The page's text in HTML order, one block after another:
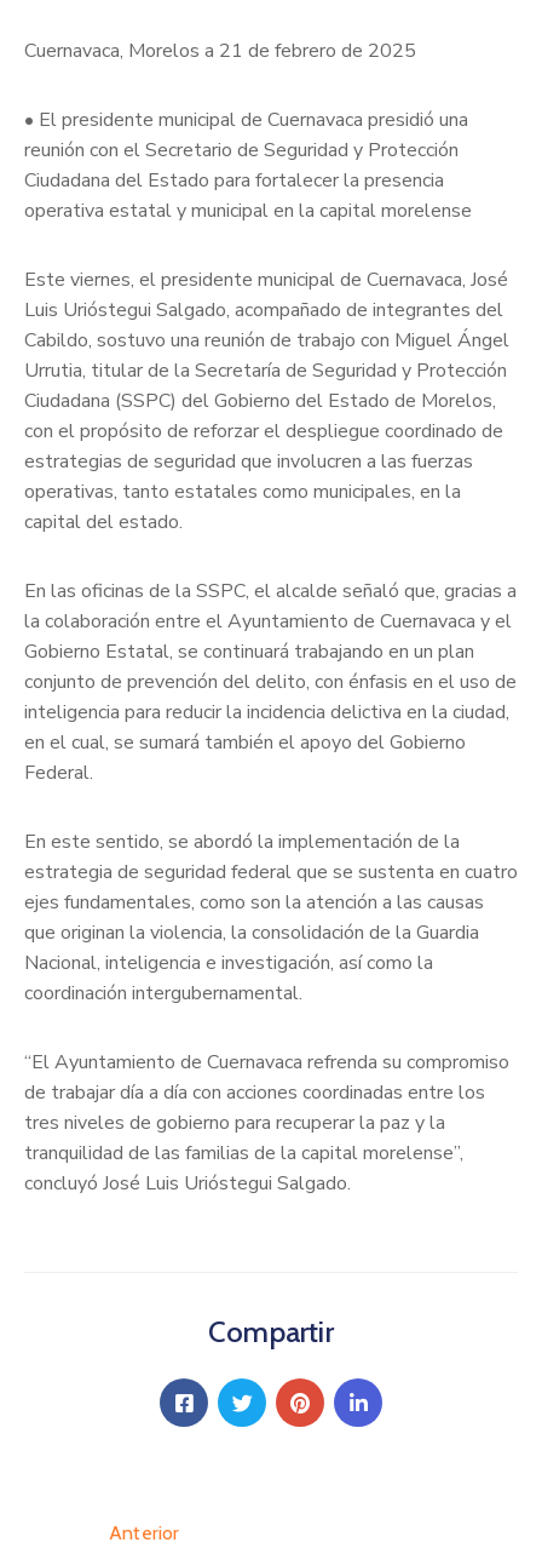
Cuernavaca, Morelos a 21 de febrero de 2025
• El presidente municipal de Cuernavaca presidió una
reunión con el Secretario de Seguridad y Protección
Ciudadana del Estado para fortalecer la presencia
operativa estatal y municipal en la capital morelense
Este viernes, el presidente municipal de Cuernavaca, José
Luis Urióstegui Salgado, acompañado de integrantes del
Cabildo, sostuvo una reunión de trabajo con Miguel Ángel
Urrutia, titular de la Secretaría de Seguridad y Protección
Ciudadana (SSPC) del Gobierno del Estado de Morelos,
con el propósito de reforzar el despliegue coordinado de
estrategias de seguridad que involucren a las fuerzas
operativas, tanto estatales como municipales, en la
capital del estado.
En las oficinas de la SSPC, el alcalde señaló que, gracias a
la colaboración entre el Ayuntamiento de Cuernavaca y el
Gobierno Estatal, se continuará trabajando en un plan
conjunto de prevención del delito, con énfasis en el uso de
inteligencia para reducir la incidencia delictiva en la ciudad,
en el cual, se sumará también el apoyo del Gobierno
Federal.
En este sentido, se abordó la implementación de la
estrategia de seguridad federal que se sustenta en cuatro
ejes fundamentales, como son la atención a las causas
que originan la violencia, la consolidación de la Guardia
Nacional, inteligencia e investigación, así como la
coordinación intergubernamental.
“El Ayuntamiento de Cuernavaca refrenda su compromiso
de trabajar día a día con acciones coordinadas entre los
tres niveles de gobierno para recuperar la paz y la
tranquilidad de las familias de la capital morelense”,
concluyó José Luis Urióstegui Salgado.
Compartir
Anterior